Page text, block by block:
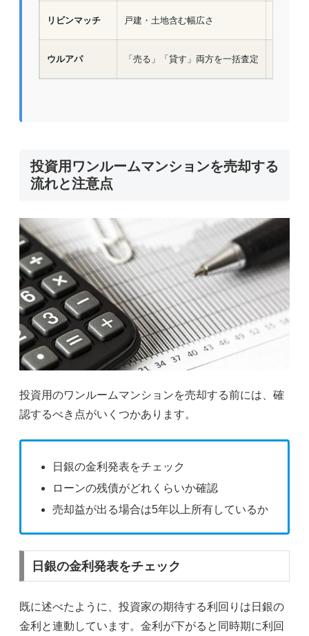
リビンマッチ 戸建・土地含む幅広さ
ウルアパ 「売る」「貸す」両方を一括査定
投資用ワンルームマンションを売却する
流れと注意点
投資用のワンルームマンションを売却する前には、確
認するべき点がいくつかあります。
日銀の金利発表をチェック
ローンの残債がどれくらいか確認
売却益が出る場合は5年以上所有しているか
日銀の金利発表をチェック
既に述べたように、投資家の期待する利回りは日銀の
金利と連動しています。金利が下がると同時期に利回